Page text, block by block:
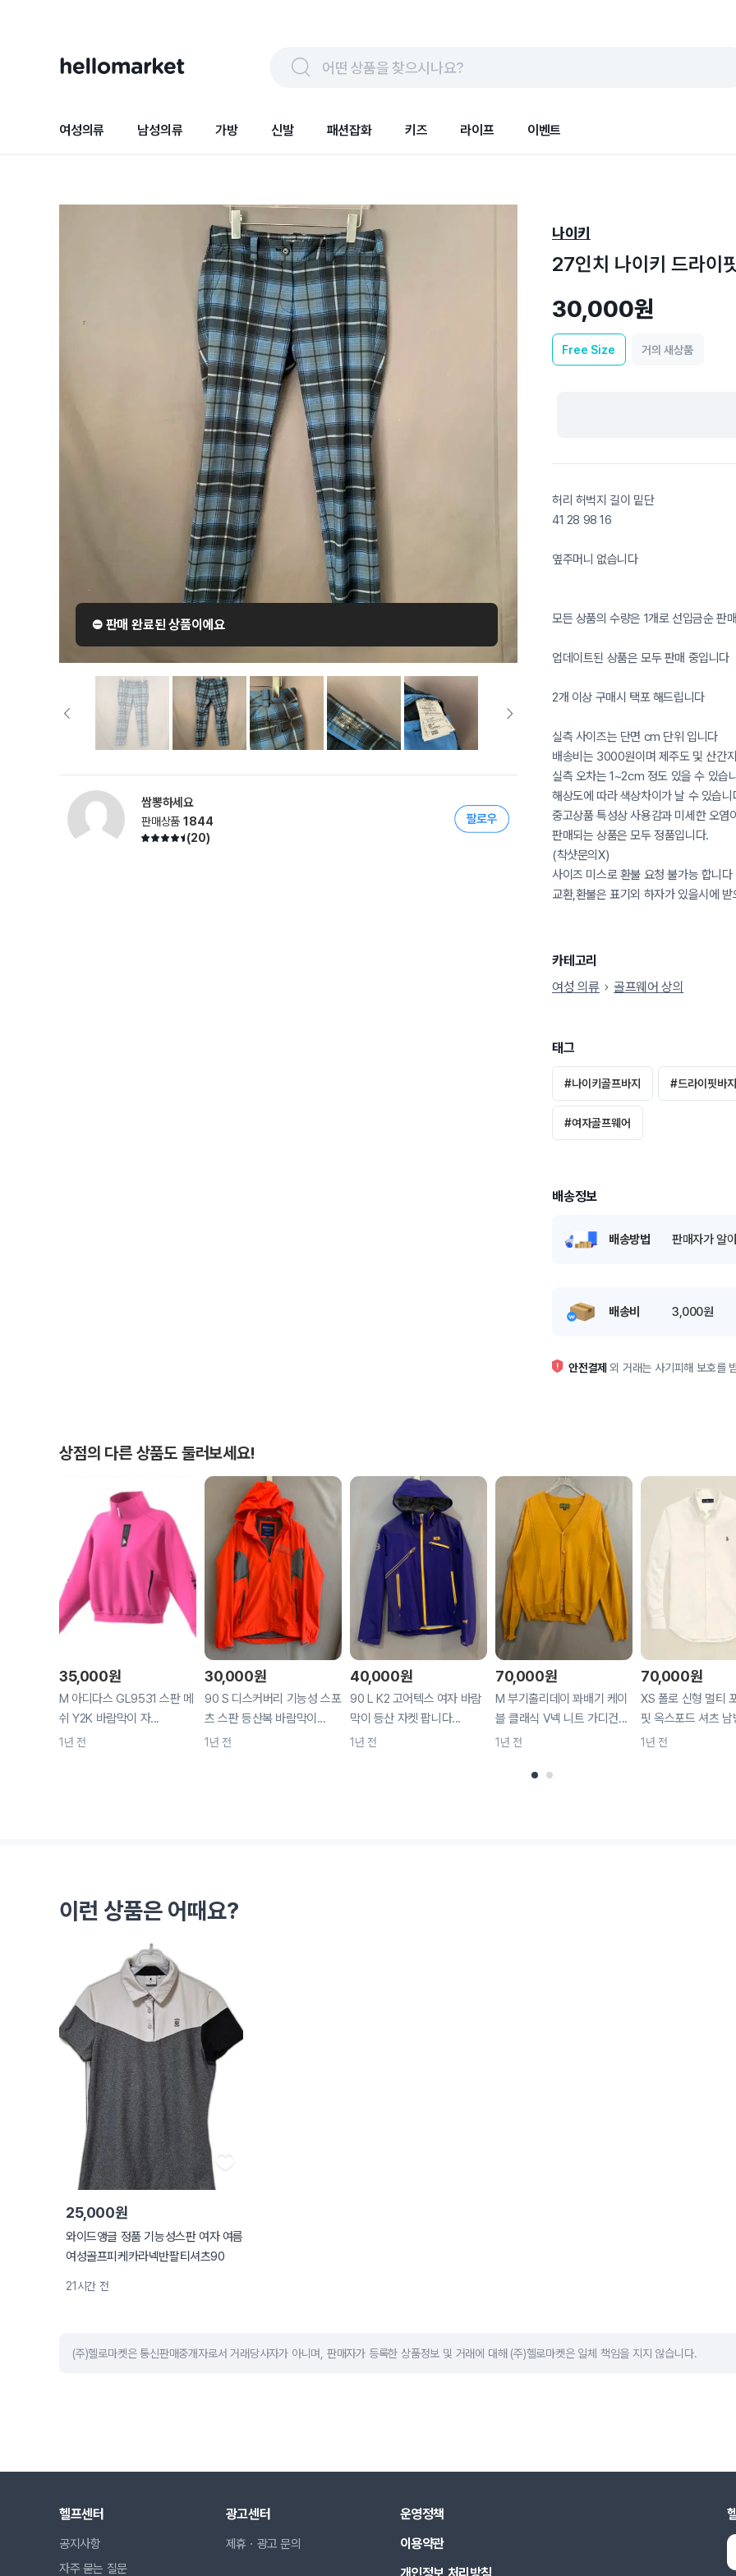
어떤 상품을 찾으시나요?
여성의류 남성의류 가방 신발 패션잡화 키즈 라이프 이벤트
⛔️ 판매 완료된 상품이에요
쌈뽕하세요
판매상품 1844
(20)
나이키
27인치 나이키 드라이
30,000원
Free Size 거의 새상품
허리 허벅지 길이 밑단
41 28 98 16
옆주머니 없습니다
모든 상품의 수량은 1개로 선입금순 판
업데이트된 상품은 모두 판매 중입니다
2개 이상 구매시 택포 해드립니다
실측 사이즈는 단면 cm 단위 입니다
배송비는 3000원이며 제주도 및 산간
실측 오차는 1~2cm 정도 있을 수 있습
해상도에 따라 색상차이가 날 수 있습니
중고상품 특성상 사용감과 미세한 오염
판매되는 상품은 모두 정품입니다.
(착샷문의X)
사이즈 미스로 환불 요청 불가능 합니다
교환,환불은 표기외 하자가 있을시에
카테고리
여성 의류
골프웨어 상의
태그
#나이키골프바지 #드라이핏바지
#여자골프웨어
배송정보
배송방법 판매자가 알
배송비 3,000원
안전결제 외 거래는 사기피해 보호를
상점의 다른 상품도 둘러보세요!
35,000원
M 아디다스 GL9531 스판 메
쉬 Y2K 바람막이 자...
1년 전
30,000원
90 S 디스커버리 기능성 스포
츠 스판 등산복 바람막이...
1년 전
40,000원
90 L K2 고어텍스 여자 바람
막이 등산 자켓 팝니다...
1년 전
70,000원
M 부기홀리데이 꽈배기 케이
블 클래식 V넥 니트 가디건...
1년 전
70,000원
XS 폴로 신형 멀티
핏 옥스포드 셔츠 남
1년 전
이런 상품은 어때요?
25,000원
와이드앵글 정품 기능성스판 여자 여름
여성골프피케카라넥반팔티셔츠90
21시간 전
(주)헬로마켓은 통신판매중개자로서 거래당사자가 아니며, 판매자가 등록한 상품정보 및 거래에 대해 (주)헬로마켓은 일체 책임을 지지 않습니다.
헬프센터
공지사항
자주 묻는 질문
광고센터
제휴ㆍ광고 문의
운영정책
이용약관